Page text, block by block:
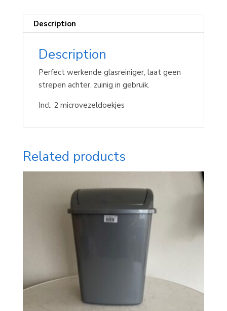
Description
Description
Perfect werkende glasreiniger, laat geen
strepen achter, zuinig in gebruik.
Incl. 2 microvezeldoekjes
Related products